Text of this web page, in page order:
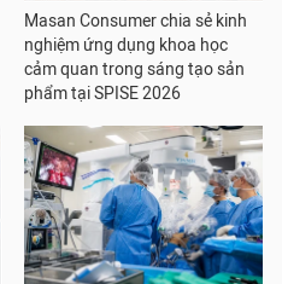
Masan Consumer chia sẻ kinh
nghiệm ứng dụng khoa học
cảm quan trong sáng tạo sản
phẩm tại SPISE 2026